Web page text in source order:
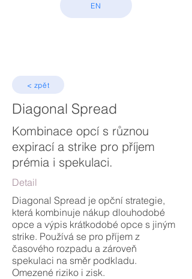
EN
< zpět
Diagonal Spread
Kombinace opcí s různou
expirací a strike pro příjem
prémia i spekulaci.
Detail
Diagonal Spread je opční strategie,
která kombinuje nákup dlouhodobé
opce a výpis krátkodobé opce s jiným
strike. Používá se pro příjem z
časového rozpadu a zároveň
spekulaci na směr podkladu.
Omezené riziko i zisk.